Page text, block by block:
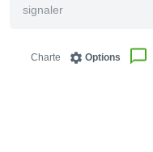
signaler
Options
Charte